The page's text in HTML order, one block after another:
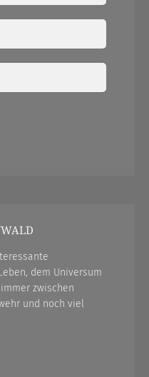
dem Universum
zwischen
und noch viel